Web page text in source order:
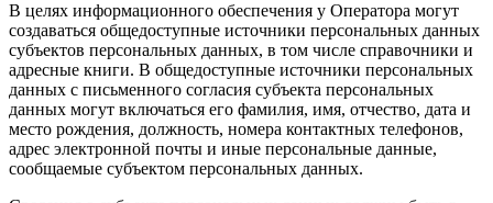
В целях информационного обеспечения у Оператора могут
создаваться общедоступные источники персональных данных
субъектов персональных данных, в том числе справочники и
адресные книги. В общедоступные источники персональных
данных с письменного согласия субъекта персональных
данных могут включаться его фамилия, имя, отчество, дата и
место рождения, должность, номера контактных телефонов,
адрес электронной почты и иные персональные данные,
сообщаемые субъектом персональных данных.